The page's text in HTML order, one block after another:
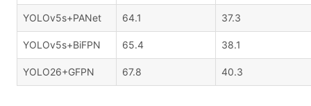
YOLOv5s+PANet 64.1 37.3
YOLOv5s+BiFPN 65.4 38.1
YOLO26+GFPN 67.8 40.3